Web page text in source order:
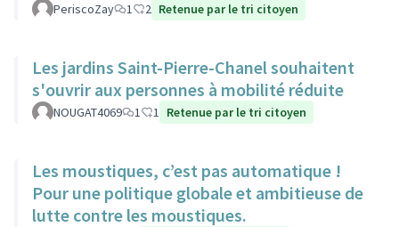
PeriscoZay 1 2 Retenue par le tri citoyen
Les jardins Saint-Pierre-Chanel souhaitent
s'ouvrir aux personnes à mobilité réduite
NOUGAT4069 1 1 Retenue par le tri citoyen
Les moustiques, c’est pas automatique !
Pour une politique globale et ambitieuse de
lutte contre les moustiques.